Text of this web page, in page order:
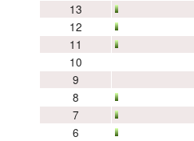
13
12
11
10
9
8
7
6